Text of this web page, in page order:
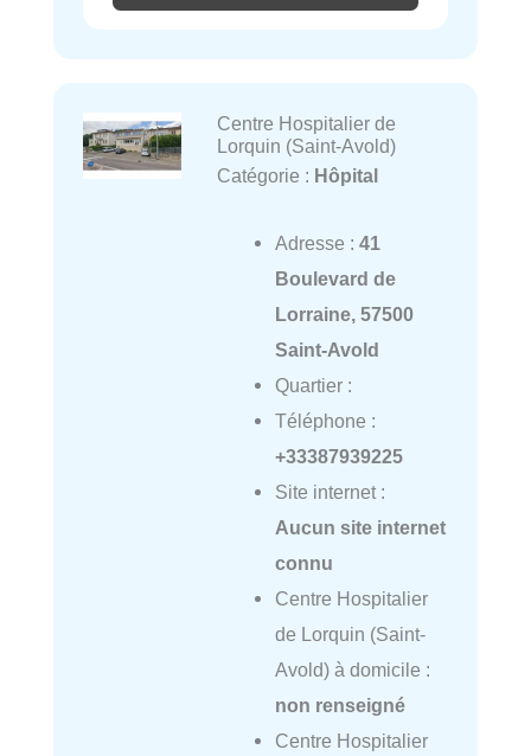
Centre Hospitalier de
Lorquin (Saint-Avold)
Catégorie : Hôpital
Adresse : 41
Boulevard de
Lorraine, 57500
Saint-Avold
Quartier :
Téléphone :
+33387939225
Site internet :
Aucun site internet
connu
Centre Hospitalier
de Lorquin (Saint-
Avold) à domicile :
non renseigné
Centre Hospitalier